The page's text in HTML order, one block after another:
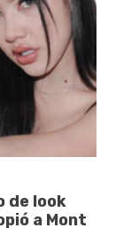
de look
a Mont